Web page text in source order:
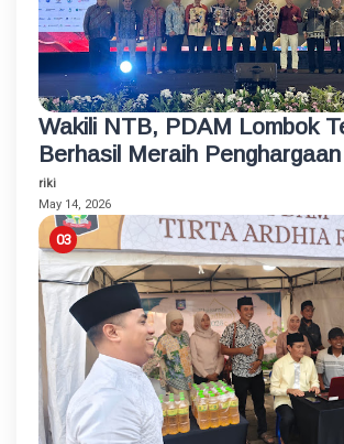
Wakili NTB, PDAM Lombok
Berhasil Meraih
BUMD Bintang 4 Tahun 2026
riki
May 14, 2026